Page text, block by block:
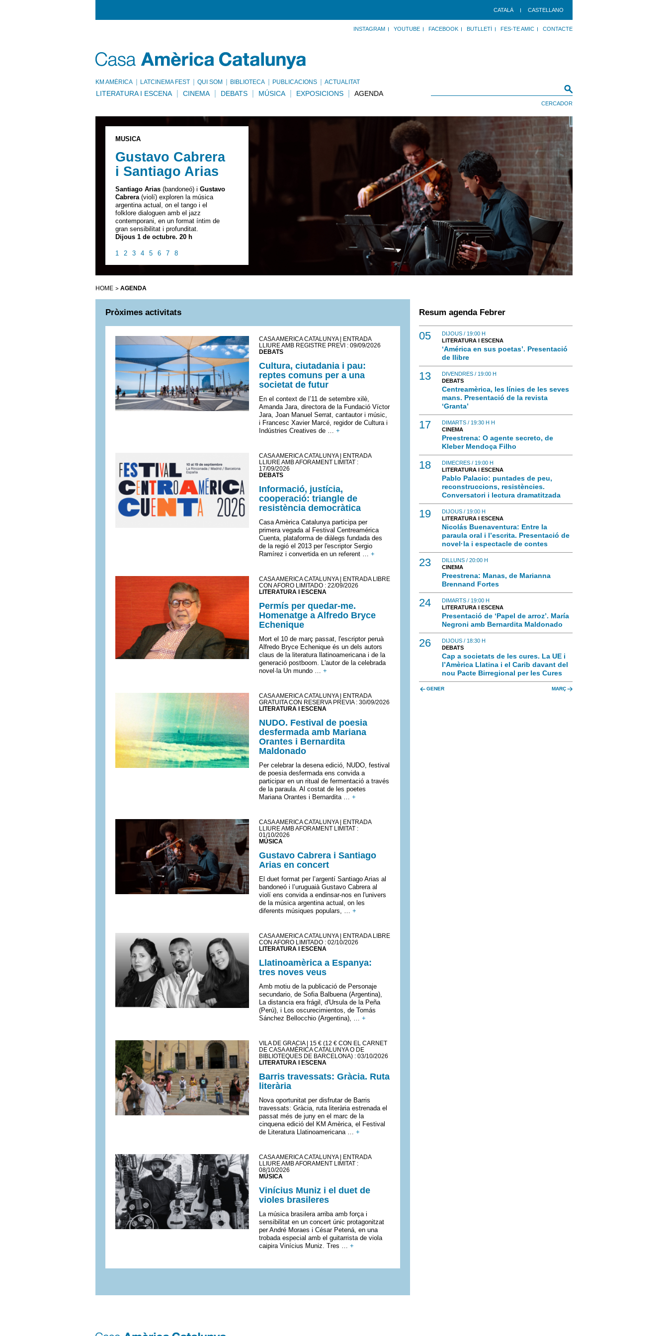
CATALÀ CASTELLANO
INSTAGRAM YOUTUBE FACEBOOK BUTLLETÍ FES-TE AMIC CONTACTE
KM AMÈRICA LATCINEMA FEST QUI SOM BIBLIOTECA PUBLICACIONS ACTUALITAT
LITERATURA I ESCENA CINEMA DEBATS MÚSICA EXPOSICIONS AGENDA
MÚSICA
Gustavo Cabrera
i Santiago Arias
Santiago Arias (bandoneó) i Gustavo
Cabrera(violí) exploren la música
argentina actual, on el tango i el
folklore dialoguen amb el jazz
contemporani, en un format íntim de
gran sensibilitat i profunditat.
Dijous 1 de octubre. 20 h
1 2 3 4 5 6 7 8
HOME AGENDA
Pròximes activitats
CASA AMÈRICA CATALUNYA | ENTRADA
LLIURE AMB REGISTRE PREVI : 09/09/2026
DEBATS
Cultura, ciutadania i pau:
reptes comuns per a una
societat de futur
En el context de l’11 de setembre xilè,
Amanda Jara, directora de la Fundació Víctor
Jara, Joan Manuel Serrat, cantautor i músic,
i Francesc Xavier Marcé, regidor de Cultura i
Indústries Creatives de … +
CASA AMÈRICA CATALUNYA | ENTRADA
LLIURE AMB AFORAMENT LIMITAT :
17/09/2026
DEBATS
Informació, justícia,
cooperació: triangle de
resistència democràtica
Casa Amèrica Catalunya participa per
primera vegada al Festival Centreamérica
Cuenta, plataforma de diàlegs fundada des
de la regió el 2013 per l'escriptor Sergio
Ramírez i convertida en un referent … +
CASA AMÈRICA CATALUNYA | ENTRADA LIBRE
CON AFORO LIMITADO : 22/09/2026
LITERATURA I ESCENA
Permís per quedar-me.
Homenatge a Alfredo Bryce
Echenique
Mort el 10 de març passat, l'escriptor peruà
Alfredo Bryce Echenique és un dels autors
claus de la literatura llatinoamericana i de la
generació postboom. L'autor de la celebrada
novel·la Un mundo … +
CASA AMÈRICA CATALUNYA | ENTRADA
GRATUITA CON RESERVA PREVIA : 30/09/2026
LITERATURA I ESCENA
NUDO. Festival de poesia
desfermada amb Mariana
Orantes i Bernardita
Maldonado
Per celebrar la desena edició, NUDO, festival
de poesia desfermada ens convida a
participar en un ritual de fermentació a través
de la paraula. Al costat de les poetes
Mariana Orantes i Bernardita … +
CASA AMÈRICA CATALUNYA | ENTRADA
LLIURE AMB AFORAMENT LIMITAT :
01/10/2026
MÚSICA
Gustavo Cabrera i Santiago
Arias en concert
El duet format per l’argentí Santiago Arias al
bandoneó i l’uruguaià Gustavo Cabrera al
violí ens convida a endinsar-nos en l'univers
de la música argentina actual, on les
diferents músiques populars, … +
CASA AMÈRICA CATALUNYA | ENTRADA LIBRE
CON AFORO LIMITADO : 02/10/2026
LITERATURA I ESCENA
Llatinoamèrica a Espanya:
tres noves veus
Amb motiu de la publicació de Personaje
secundario, de Sofia Balbuena (Argentina),
La distancia era frágil, d'Ursula de la Peña
(Perú), i Los oscurecimientos, de Tomás
Sánchez Bellocchio (Argentina), … +
VILA DE GRÀCIA | 15 € (12 € CON EL CARNET
DE CASA AMÈRICA CATALUNYA O DE
BIBLIOTEQUES DE BARCELONA) : 03/10/2026
LITERATURA I ESCENA
Barris travessats: Gràcia. Ruta
literària
Nova oportunitat per disfrutar de Barris
travessats: Gràcia, ruta literària estrenada el
passat més de juny en el marc de la
cinquena edició del KM Amèrica, el Festival
de Literatura Llatinoamericana … +
CASA AMÈRICA CATALUNYA | ENTRADA
LLIURE AMB AFORAMENT LIMITAT :
08/10/2026
MÚSICA
Vinícius Muniz i el duet de
violes brasileres
La música brasilera arriba amb força i
sensibilitat en un concert únic protagonitzat
per André Moraes i César Petená, en una
trobada especial amb el guitarrista de viola
caipira Vinícius Muniz. Tres … +
Resum agenda Febrer
05
DIJOUS / 19:00 H
LITERATURA I ESCENA
‘América en sus poetas’. Presentació
de llibre
13
DIVENDRES / 19:00 H
DEBATS
Centreamèrica, les línies de les seves
mans. Presentació de la revista
‘Granta’
17
DIMARTS / 19:30 H H
CINEMA
Preestrena: O agente secreto, de
Kleber Mendoça Filho
18
DIMECRES / 19:00 H
LITERATURA I ESCENA
Pablo Palacio: puntades de peu,
reconstruccions, resistències.
Conversatori i lectura dramatitzada
19
DIJOUS / 19:00 H
LITERATURA I ESCENA
Nicolás Buenaventura: Entre la
paraula oral i l’escrita. Presentació de
novel·la i espectacle de contes
23
DILLUNS / 20:00 H
CINEMA
Preestrena: Manas, de Marianna
Brennand Fortes
24
DIMARTS / 19:00 H
LITERATURA I ESCENA
Presentació de ‘Papel de arroz’. María
Negroni amb Bernardita Maldonado
26
DIJOUS / 18:30 H
DEBATS
Cap a societats de les cures. La UE i
l’Amèrica Llatina i el Carib davant del
nou Pacte Birregional per les Cures
GENER MARÇ